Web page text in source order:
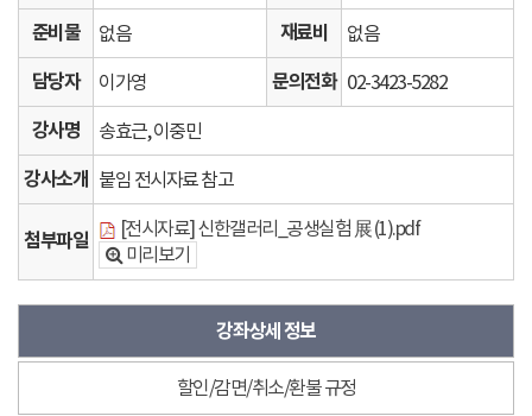
준비물 없음 재료비 없음
담당자 이가영 문의전화 02-3423-5282
강사명 송효근, 이중민
강사소개 붙임 전시자료 참고
첨부파일
[전시자료] 신한갤러리_공생실험 展 (1).pdf
미리보기
강좌상세 정보
할인/감면/취소/환불 규정